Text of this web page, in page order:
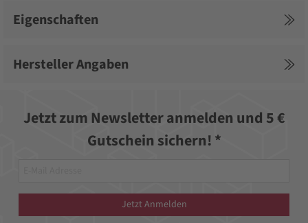
Eigenschaften
Hersteller Angaben
Jetzt zum Newsletter anmelden und 5 €
Gutschein sichern! *
Jetzt Anmelden